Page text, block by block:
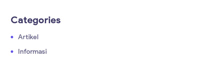
Categories
Artikel
Informasi